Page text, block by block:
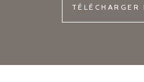
TÉLÉCHARGER